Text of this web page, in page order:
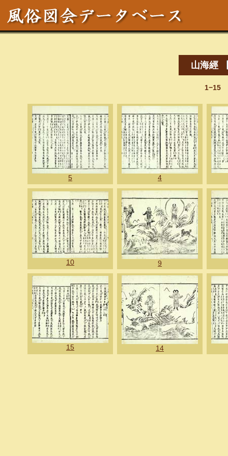
山海經
1−15
5 4
10 9
15 14